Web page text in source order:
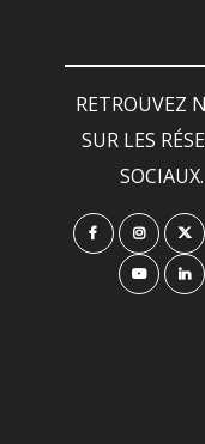
RETROUVEZ
SUR LES
SOCIAUX.